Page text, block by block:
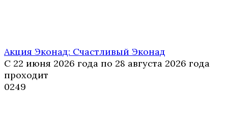
Акция Эконад: Счастливый Эконад
С 22 июня 2026 года по 28 августа 2026 года
проходит
0249